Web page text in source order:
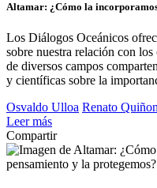
Altamar: ¿Cómo la
Los Diálogos Oceánicos
sobre nuestra relación con
de diversos campos
y científicas sobre la
Osvaldo Ulloa Renato
Leer más
Compartir